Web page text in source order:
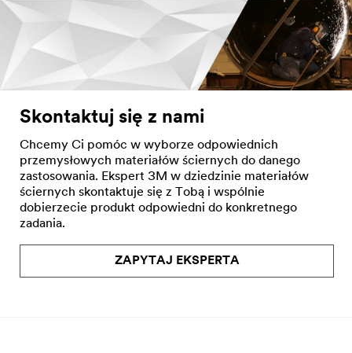
Skontaktuj się z nami
Chcemy Ci pomóc w wyborze odpowiednich
przemysłowych materiałów ściernych do danego
zastosowania. Ekspert 3M w dziedzinie materiałów
ściernych skontaktuje się z Tobą i wspólnie
dobierzecie produkt odpowiedni do konkretnego
zadania.
ZAPYTAJ EKSPERTA